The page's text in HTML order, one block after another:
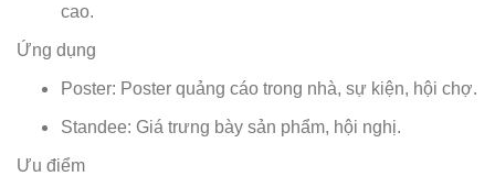
cao.
Ứng dụng
Poster: Poster quảng cáo trong nhà, sự kiện, hội chợ.
Standee: Giá trưng bày sản phẩm, hội nghị.
Ưu điểm